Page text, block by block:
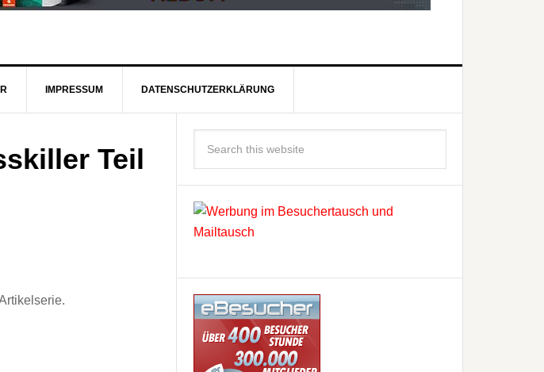
IMPRESSUM DATENSCHUTZERKLÄRUNG
Teil